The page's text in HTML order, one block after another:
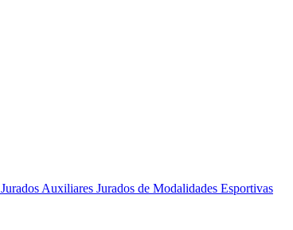
Jurados Auxiliares Jurados de Modalidades Esportivas